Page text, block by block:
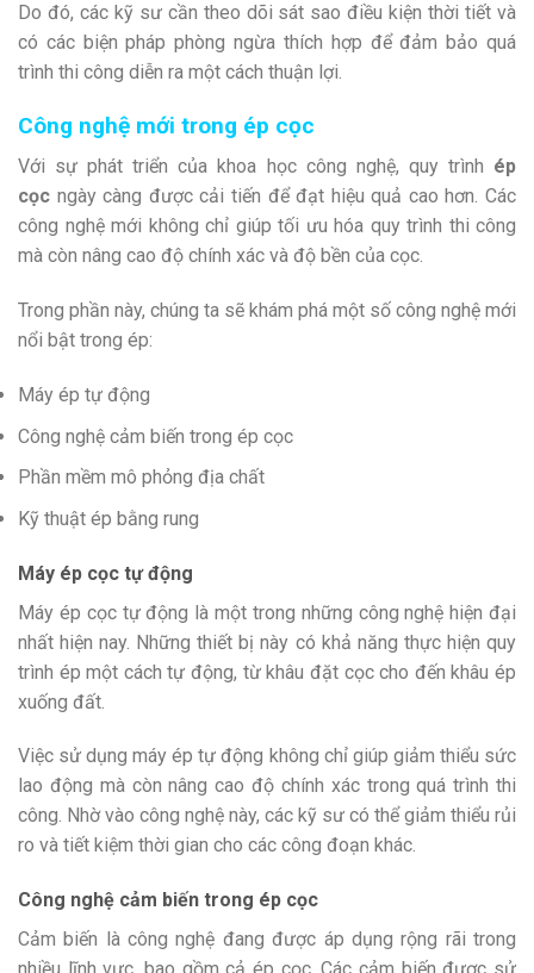
Do đó, các kỹ sư cần theo dõi sát sao điều kiện thời tiết và
có các biện pháp phòng ngừa thích hợp để đảm bảo quá
trình thi công diễn ra một cách thuận lợi.
Công nghệ mới trong ép cọc
Với sự phát triển của khoa học công nghệ, quy trình ép
cọc ngày càng được cải tiến để đạt hiệu quả cao hơn. Các
công nghệ mới không chỉ giúp tối ưu hóa quy trình thi công
mà còn nâng cao độ chính xác và độ bền của cọc.
Trong phần này, chúng ta sẽ khám phá một số công nghệ mới
nổi bật trong ép:
Máy ép tự động
Công nghệ cảm biến trong ép cọc
Phần mềm mô phỏng địa chất
Kỹ thuật ép bằng rung
Máy ép cọc tự động
Máy ép cọc tự động là một trong những công nghệ hiện đại
nhất hiện nay. Những thiết bị này có khả năng thực hiện quy
trình ép một cách tự động, từ khâu đặt cọc cho đến khâu ép
xuống đất.
Việc sử dụng máy ép tự động không chỉ giúp giảm thiểu sức
lao động mà còn nâng cao độ chính xác trong quá trình thi
công. Nhờ vào công nghệ này, các kỹ sư có thể giảm thiểu rủi
ro và tiết kiệm thời gian cho các công đoạn khác.
Công nghệ cảm biến trong ép cọc
Cảm biến là công nghệ đang được áp dụng rộng rãi trong